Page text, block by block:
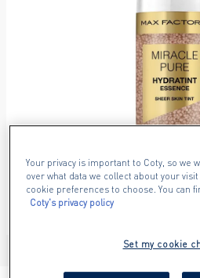
ITEM 01
ITEM 02
ITEM 03
ITEM
Your privacy is important to Coty, so we
over what data we collect about your
cookie preferences to choose. You can
Coty's privacy policy
Set my cookie